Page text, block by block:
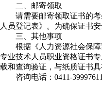
二、邮寄领取
请需要邮寄领取证书的考
人员登记表》。为确保证书
三、其他事项
根据《人力资源社会保障部
专业技术人员职业资格证书
载和查询验证，与纸质证书
咨询电话：0411-39997611